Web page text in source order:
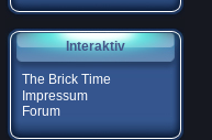
Interaktiv
The Brick Time
Impressum
Forum